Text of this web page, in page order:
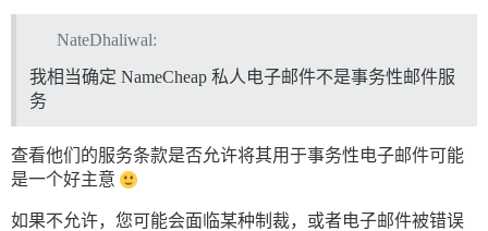
NateDhaliwal:
我相当确定 NameCheap 私人电子邮件不是事务性邮件服
务
查看他们的服务条款是否允许将其用于事务性电子邮件可能
是一个好主意
如果不允许，您可能会面临某种制裁，或者电子邮件被错误